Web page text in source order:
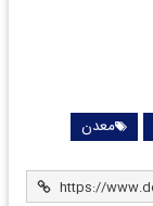
معدن